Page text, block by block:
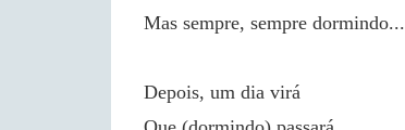
Mas sempre, sempre dormindo...
Depois, um dia virá